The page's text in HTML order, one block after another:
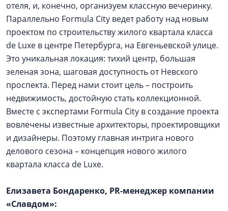
отеля, и, конечно, организуем классную вечеринку.
Параллельно Formula City ведет работу над новым
проектом по строительству жилого квартала класса
de Luxe в центре Петербурга, на Евгеньевской улице.
Это уникальная локация: тихий центр, большая
зеленая зона, шаговая доступность от Невского
проспекта. Перед нами стоит цель – построить
недвижимость, достойную стать коллекционной.
Вместе с экспертами Formula City в создание проекта
вовлечены известные архитекторы, проектировщики
и дизайнеры. Поэтому главная интрига нового
делового сезона – концепция нового жилого
квартала класса de Luxe.
Елизавета Бондаренко, PR-менеджер компании
«Славдом»: